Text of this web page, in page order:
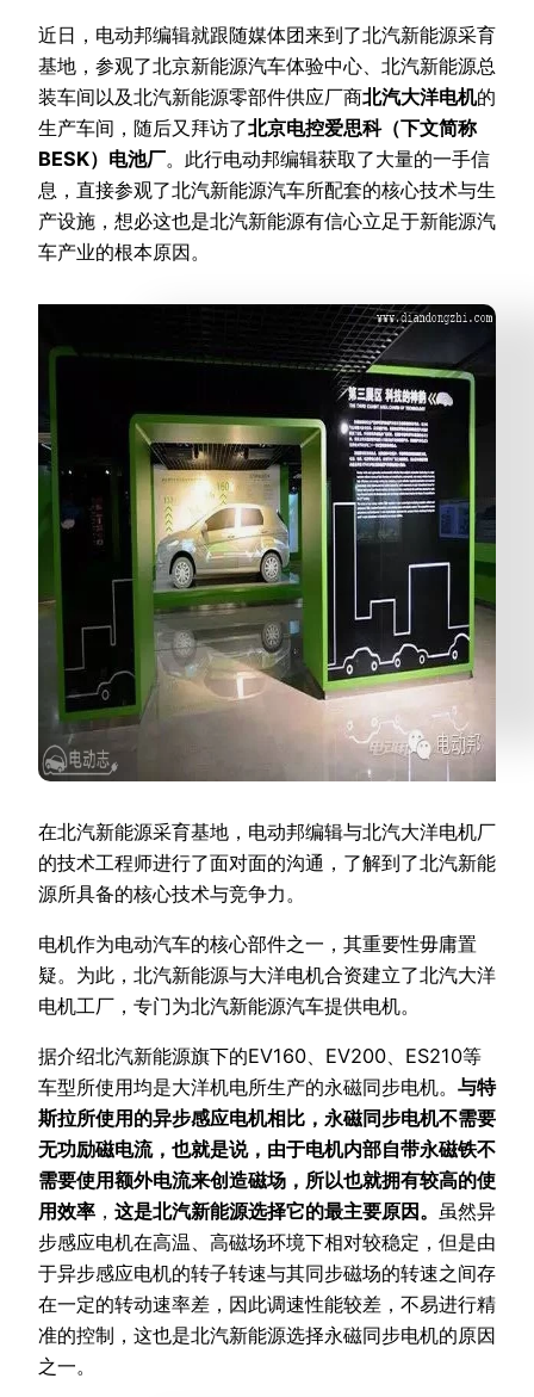
近日，电动邦编辑就跟随媒体团来到了北汽新能源采育
基地，参观了北京新能源汽车体验中心、北汽新能源总
装车间以及北汽新能源零部件供应厂商北汽大洋电机的
生产车间，随后又拜访了北京电控爱思科（下文简称
BESK）电池厂。此行电动邦编辑获取了大量的一手信
息，直接参观了北汽新能源汽车所配套的核心技术与生
产设施，想必这也是北汽新能源有信心立足于新能源汽
车产业的根本原因。
在北汽新能源采育基地，电动邦编辑与北汽大洋电机厂
的技术工程师进行了面对面的沟通，了解到了北汽新能
源所具备的核心技术与竞争力。
电机作为电动汽车的核心部件之一，其重要性毋庸置
疑。为此，北汽新能源与大洋电机合资建立了北汽大洋
电机工厂，专门为北汽新能源汽车提供电机。
据介绍北汽新能源旗下的EV160、EV200、ES210等
车型所使用均是大洋机电所生产的永磁同步电机。 与特
斯拉所使用的异步感应电机相比，永磁同步电机不需要
无功励磁电流，也就是说，由于电机内部自带永磁铁不
需要使用额外电流来创造磁场，所以也就拥有较高的使
用效率 ， 这是北汽新能源选择它的最主要原因。 虽然异
步感应电机在高温、高磁场环境下相对较稳定，但是由
于异步感应电机的转子转速与其同步磁场的转速之间存
在一定的转动速率差，因此调速性能较差，不易进行精
准的控制，这也是北汽新能源选择永磁同步电机的原因
之一。